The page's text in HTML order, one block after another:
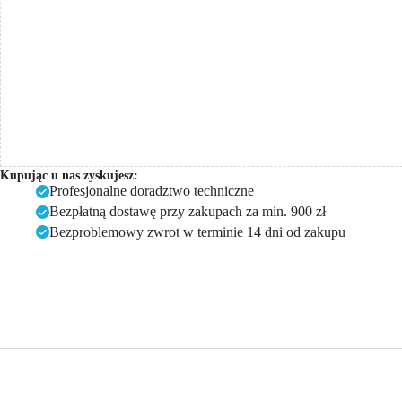
Kupując u nas zyskujesz:
Profesjonalne doradztwo techniczne
Bezpłatną dostawę przy zakupach za min. 900 zł
Bezproblemowy zwrot w terminie 14 dni od zakupu